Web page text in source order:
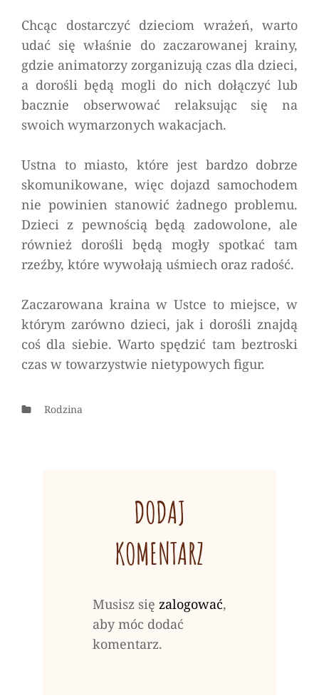
Chcąc dostarczyć dzieciom wrażeń, warto
udać się właśnie do zaczarowanej krainy,
gdzie animatorzy zorganizują czas dla dzieci,
a dorośli będą mogli do nich dołączyć lub
bacznie obserwować relaksując się na
swoich wymarzonych wakacjach.
Ustna to miasto, które jest bardzo dobrze
skomunikowane, więc dojazd samochodem
nie powinien stanowić żadnego problemu.
Dzieci z pewnością będą zadowolone, ale
również dorośli będą mogły spotkać tam
rzeźby, które wywołają uśmiech oraz radość.
Zaczarowana kraina w Ustce to miejsce, w
którym zarówno dzieci, jak i dorośli znajdą
coś dla siebie. Warto spędzić tam beztroski
czas w towarzystwie nietypowych figur.
Categories
Rodzina
DODAJ
KOMENTARZ
Musisz się zalogować,
aby móc dodać
komentarz.